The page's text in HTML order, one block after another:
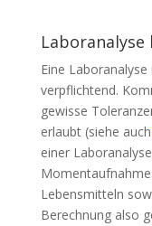
Eine
verpflichtend.
gewisse
erlaubt (siehe auch
einer
Lebensmitteln
Berechnung also